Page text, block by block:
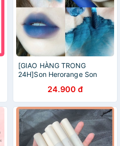
[GIAO HÀNG TRONG
24H]Son Herorange Son
Trung Son Tiểu Yêu
24.900 đ